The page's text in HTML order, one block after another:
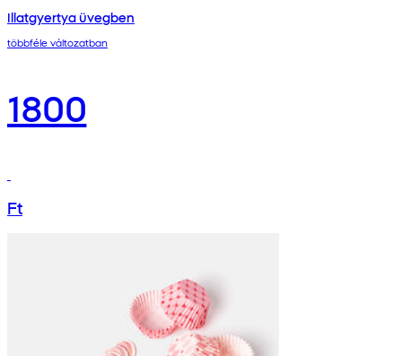
Illatgyertya üvegben
többféle változatban
1800
Ft